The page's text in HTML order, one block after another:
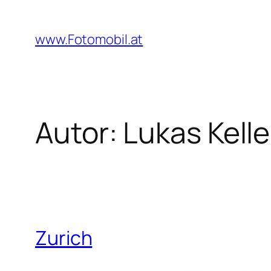
springen
www.Fotomobil.at
Autor: Lukas
Zurich